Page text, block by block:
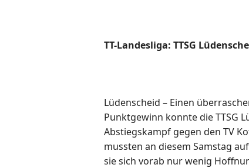
TT-Landesliga: TTSG
Lüdenscheid – Einen
Punktgewinn konnte die TTSG
Abstiegskampf gegen den TV
mussten an diesem Samstag
sie sich vorab nur wenig